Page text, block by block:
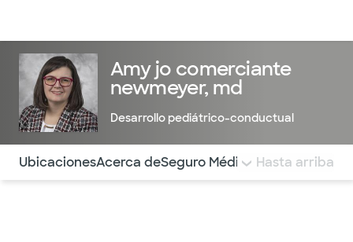
Amy jo comerciante
newmeyer, md
Desarrollo pediátrico-conductual
Utilice esta navegación para saltar rápidamente a
UbicacionesAcerca deSeguro Médico COMENTARIOS
Hasta arriba